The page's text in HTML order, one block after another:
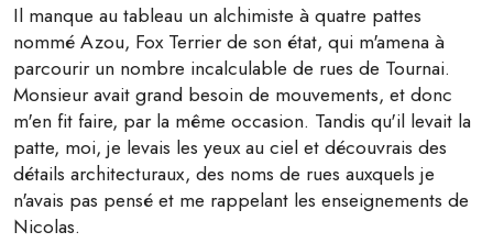
Il manque au tableau un alchimiste à quatre pattes
nommé Azou, Fox Terrier de son état, qui m'amena à
parcourir un nombre incalculable de rues de Tournai.
Monsieur avait grand besoin de mouvements, et donc
m'en fit faire, par la même occasion. Tandis qu'il levait la
patte, moi, je levais les yeux au ciel et découvrais des
détails architecturaux, des noms de rues auxquels je
n'avais pas pensé et me rappelant les enseignements de
Nicolas.